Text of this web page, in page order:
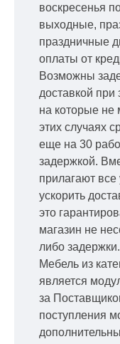
воскресенья
выходные,
праздничные
оплаты от
Возможны
доставкой при
на которые не
этих случаях
еще на 30
задержкой.
прилагают
ускорить
это
магазин не
либо задержки.
Мебель из
является
за
поступления